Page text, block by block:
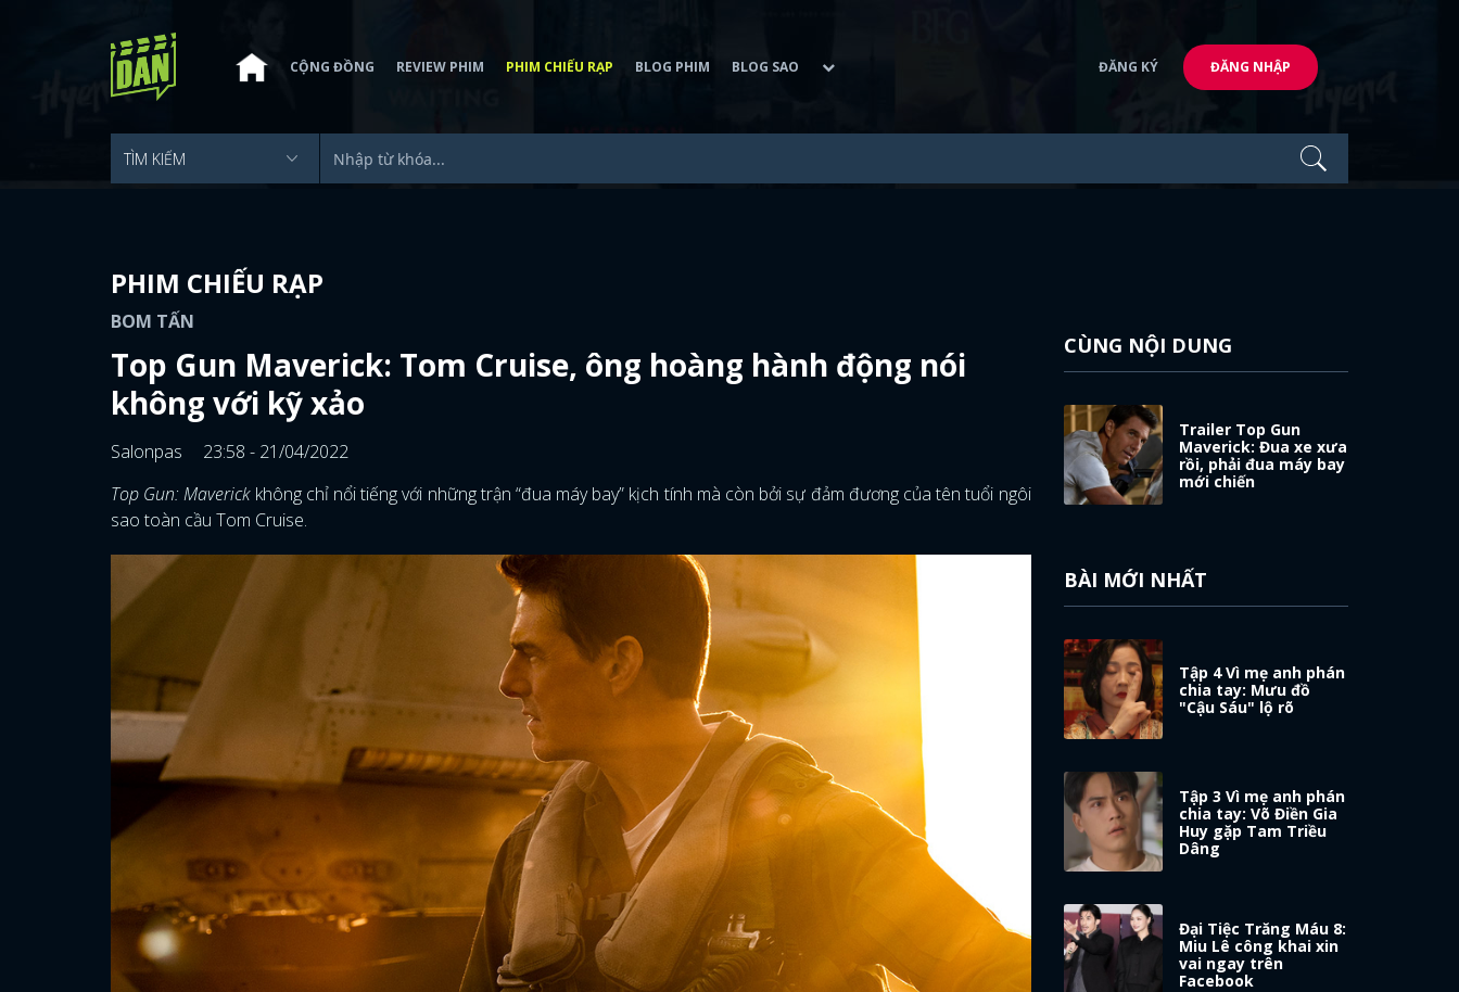
CỘNG ĐỒNG REVIEW PHIM PHIM CHIẾU RẠP BLOG PHIM BLOG SAO ĐĂNG KÝ ĐĂNG NHẬP
PHIM CHIẾU RẠP
BOM TẤN
Top Gun Maverick: Tom Cruise, ông hoàng hành động nói
không với kỹ xảo
Salonpas
23:58 - 21/04/2022
Top Gun: Maverick không chỉ nổi tiếng với những trận “đua máy bay” kịch tính mà còn bởi sự đảm đương của tên tuổi ngôi
sao toàn cầu Tom Cruise.
CÙNG NỘI DUNG
Trailer Top Gun
Maverick: Đua xe xưa
rồi, phải đua máy bay
mới chiến
BÀI MỚI NHẤT
Tập 4 Vì mẹ anh phán
chia tay: Mưu đồ
"Cậu Sáu" lộ rõ
Tập 3 Vì mẹ anh phán
chia tay: Võ Điền Gia
Huy gặp Tam Triều
Dâng
Đại Tiệc Trăng Máu 8:
Miu Lê công khai xin
vai ngay trên
Facebook